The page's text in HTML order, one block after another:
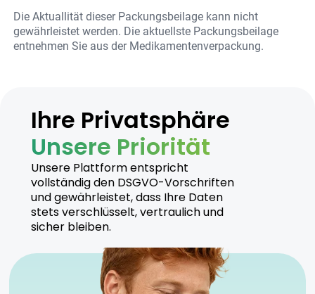
Die Aktuallität dieser Packungsbeilage kann nicht
gewährleistet werden. Die aktuellste Packungsbeilage
entnehmen Sie aus der Medikamentenverpackung.
Ihre Privatsphäre
Unsere Priorität
Unsere Plattform entspricht
vollständig den DSGVO-Vorschriften
und gewährleistet, dass Ihre Daten
stets verschlüsselt, vertraulich und
sicher bleiben.